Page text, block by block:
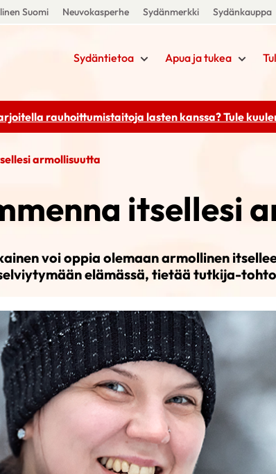
Suomi Neuvokasperhe Sydänmerkki Sydänkauppa
Sydäntietoa Apua ja tukea
rauhoittumistaitoja lasten kanssa? Tule
armollisuutta
itsellesi
voi oppia olemaan armollinen
elämässä, tietää tutkija-